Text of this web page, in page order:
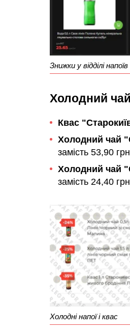
Знижки у відділі напоїв
Холодний
Квас
Холодний чай
замість 53,90
Холодний чай
замість 24,40
Холодні напої і квас